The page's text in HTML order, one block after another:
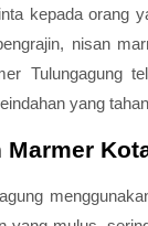
kepada orang
nisan
Tulungagung
yang